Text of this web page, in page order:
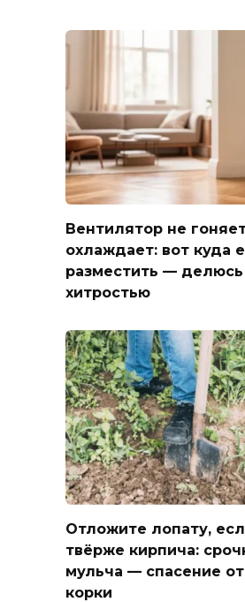
Вентилятор не
охлаждает: вот куда
разместить — делюсь
хитростью
Отложите лопату,
твёрже кирпича:
мульча — спасение
корки